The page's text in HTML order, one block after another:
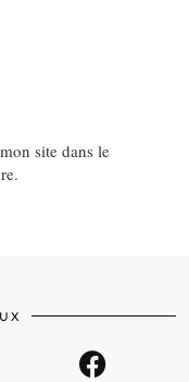
site dans le